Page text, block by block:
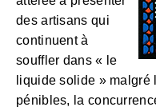
des artisans qui
continuent à
souffler dans « le
liquide solide » malgré
pénibles, la